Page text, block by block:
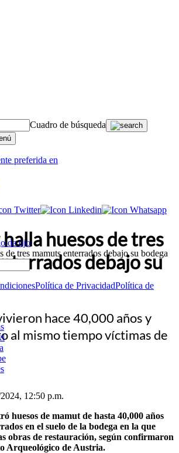
Cuadro de búsqueda
tres mamuts enterrados debajo su bodega
Política de PrivacidadPolítica de
preferida en
huesos de tres
debajo su
hace 40,000 años y
al mismo tiempo víctimas de
12:50 p.m.
huesos de mamut de hasta 40,000 años
en el suelo de la bodega en la que
obras de restauración, según confirmaron
Arqueológico de Austria.